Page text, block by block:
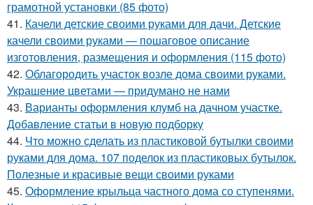
грамотной установки (85 фото)
41. Качели детские своими руками для дачи. Детские
качели своими руками — пошаговое описание
изготовления, размещения и оформления (115 фото)
42. Облагородить участок возле дома своими руками.
Украшение цветами — придумано не нами
43. Варианты оформления клумб на дачном участке.
Добавление статьи в новую подборку
44. Что можно сделать из пластиковой бутылки своими
руками для дома. 107 поделок из пластиковых бутылок.
Полезные и красивые вещи своими руками
45. Оформление крыльца частного дома со ступенями.